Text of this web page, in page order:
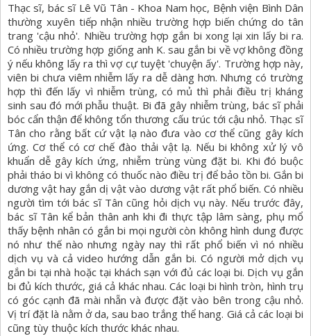
Thạc sĩ, bác sĩ Lê Vũ Tân - Khoa Nam học, Bệnh viện Bình Dân
thường xuyên tiếp nhận nhiều trường hợp biến chứng do tân
trang 'cậu nhỏ'. Nhiều trường hợp gắn bi xong lại xin lấy bi ra.
Có nhiều trường hợp giống anh K. sau gắn bi về vợ không đồng
ý nếu không lấy ra thì vợ cự tuyệt 'chuyện ấy'. Trường hợp này,
viên bi chưa viêm nhiễm lấy ra dễ dàng hơn. Nhưng có trường
hợp thì đến lấy vì nhiễm trùng, có mủ thì phải điều trị kháng
sinh sau đó mới phẫu thuật. Bi đã gây nhiễm trùng, bác sĩ phải
bóc cẩn thận để không tổn thương cấu trúc tới cậu nhỏ. Thạc sĩ
Tân cho rằng bất cứ vật lạ nào đưa vào cơ thể cũng gây kích
ứng. Cơ thể có cơ chế đào thải vật lạ. Nếu bi không xử lý vô
khuẩn dễ gây kích ứng, nhiễm trùng vùng đặt bi. Khi đó buộc
phải tháo bi vì không có thuốc nào điều trị để bảo tồn bi. Gắn bi
dương vật hay gắn dị vật vào dương vật rất phổ biến. Có nhiều
người tìm tới bác sĩ Tân cũng hỏi dịch vụ này. Nếu trước đây,
bác sĩ Tân kể bản thân anh khi đi thực tập lâm sàng, phụ mổ
thấy bệnh nhân có gắn bi mọi người còn không hình dung được
nó như thế nào nhưng ngày nay thì rất phổ biến vì nó nhiều
dịch vụ và cả video hướng dẫn gắn bi. Có người mở dịch vụ
gắn bi tại nhà hoặc tại khách sạn với đủ các loại bi. Dịch vụ gắn
bi đủ kích thước, giá cả khác nhau. Các loại bi hình tròn, hình trụ
có góc cạnh đã mài nhẵn và được đặt vào bên trong cậu nhỏ.
Vị trí đặt là nằm ở da, sau bao trắng thể hang. Giá cả các loại bi
cũng tùy thuộc kích thước khác nhau.